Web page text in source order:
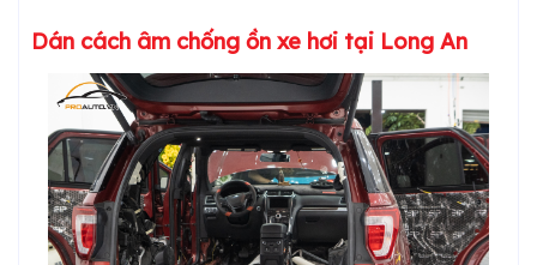
Dán cách âm chống ồn xe hơi tại Long An